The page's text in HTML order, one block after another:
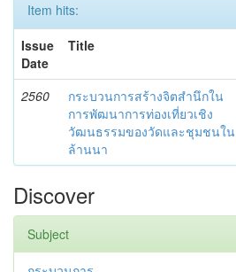
Item hits:
Issue
Date
Title
2560
กระบวนการสร้างจิตสำนึกใน
การพัฒนาการท่องเที่ยวเชิง
วัฒนธรรมของวัดและชุมชนใน
ล้านนา
Discover
Subject